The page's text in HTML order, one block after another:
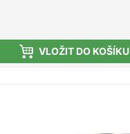
VLOŽIT DO KOŠÍKU